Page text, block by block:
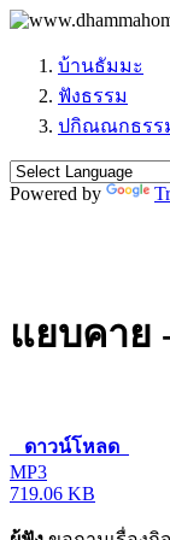
บ้านธัมมะ
ฟังธรรม
ปกิณณกธรร
Powered by
แยบคาย
ดาวน์โหลด
MP3
719.06 KB